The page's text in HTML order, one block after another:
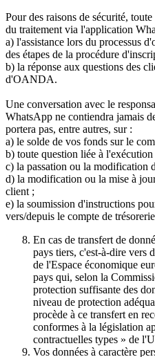
Pour des raisons de sécurité,
du traitement via l'application
a) l'assistance lors du processus
des étapes de la procédure
b) la réponse aux questions des
d'OANDA.
Une conversation avec le
WhatsApp ne contiendra jamais
portera pas, entre autres, sur :
a) le solde de vos fonds sur le
b) toute question liée à l'exécution
c) la passation ou la modification
d) la modification ou la mise à
client ;
e) la soumission d'instructions
vers/depuis le compte de
En cas de transfert de
pays tiers, c'est-à-dire vers
de l'Espace économique
pays qui, selon la
protection suffisante des
niveau de protection
procède à ce transfert en
conformes à la législation
contractuelles types » de
Vos données à caractère